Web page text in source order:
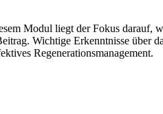
Modul liegt der Fokus darauf,
Wichtige Erkenntnisse über
Regenerationsmanagement.